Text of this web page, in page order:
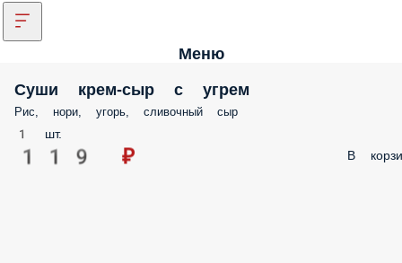
Меню
Суши крем-сыр с угрем
Рис, нори, угорь, сливочный сыр
1 шт.
119 ₽ В